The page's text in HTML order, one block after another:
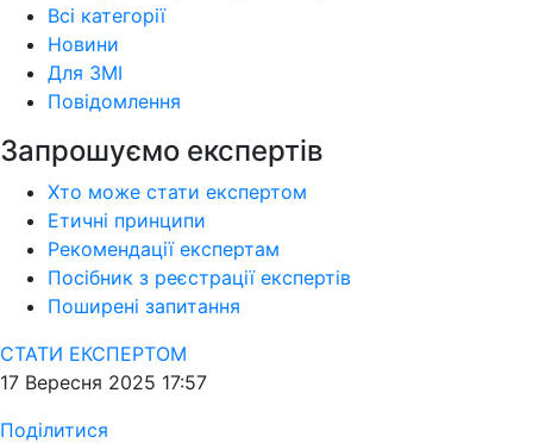
Всі категорії
Новини
Для ЗМІ
Повідомлення
Запрошуємо експертів
Хто може стати експертом
Етичні принципи
Рекомендації експертам
Посібник з реєстрації експертів
Поширені запитання
СТАТИ ЕКСПЕРТОМ
17 Вересня 2025 17:57
Поділитися